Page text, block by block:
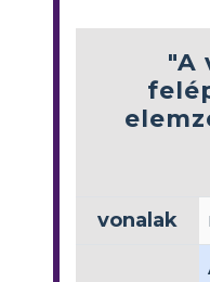
"A
vonalak